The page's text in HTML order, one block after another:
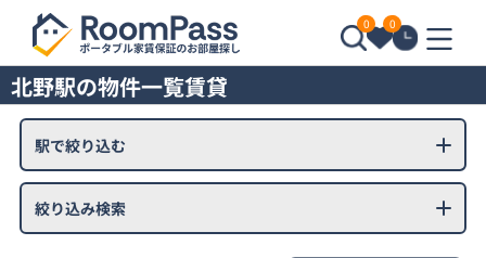
0 0
北野駅の物件一覧賃貸
駅で絞り込む
絞り込み検索